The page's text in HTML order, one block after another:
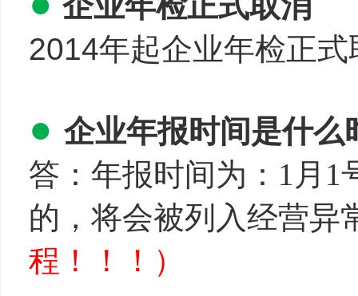
2014年起企业年检正
● 企业年报时间是什么
答：年报时间为：1月1
的，将会被列入经营异
程！！！）